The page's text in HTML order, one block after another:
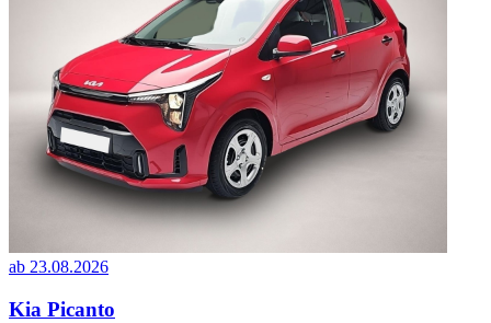
ab 23.08.2026
Kia Picanto